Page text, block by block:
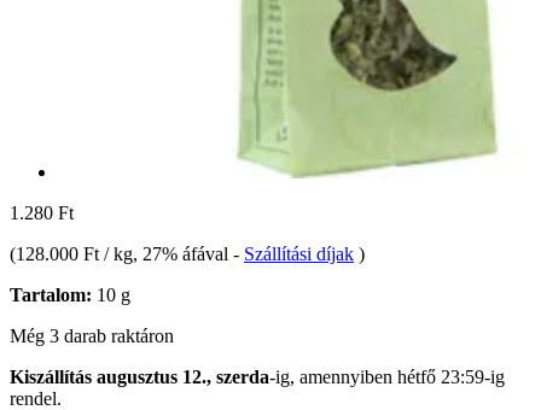
1.280 Ft
(128.000 Ft / kg, 27% áfával - Szállítási díjak )
Tartalom: 10 g
Még 3 darab raktáron
Kiszállítás augusztus 12., szerda-ig, amennyiben hétfő 23:59-ig
rendel.